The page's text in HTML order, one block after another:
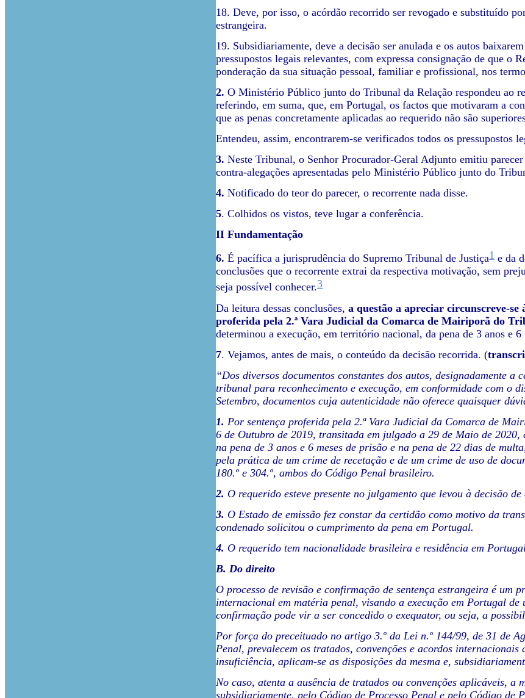
18. Deve, por isso, o acórdão recorrido ser revogado e substituído
estrangeira.
19. Subsidiariamente, deve a decisão ser anulada e os autos
pressupostos legais relevantes, com expressa consignação de que o
ponderação da sua situação pessoal, familiar e profissional, nos
2. O Ministério Público junto do Tribunal da Relação respondeu ao
referindo, em suma, que, em Portugal, os factos que motivaram a
que as penas concretamente aplicadas ao requerido não são
Entendeu, assim, encontrarem-se verificados todos os pressupostos
3. Neste Tribunal, o Senhor Procurador-Geral Adjunto emitiu
contra-alegações apresentadas pelo Ministério Público junto do
4. Notificado do teor do parecer, o recorrente nada disse.
5. Colhidos os vistos, teve lugar a conferência.
II Fundamentação
6. É pacífica a jurisprudência do Supremo Tribunal de Justiça1 e da
conclusões que o recorrente extrai da respectiva motivação, sem
seja possível conhecer.3
Da leitura dessas conclusões, a questão a apreciar circunscreve-se
proferida pela 2.ª Vara Judicial da Comarca de Mairiporã do
determinou a execução, em território nacional, da pena de 3 anos e
7. Vejamos, antes de mais, o conteúdo da decisão recorrida. (
“Dos diversos documentos constantes dos autos, designadamente
tribunal para reconhecimento e execução, em conformidade com o
Setembro, documentos cuja autenticidade não oferece quaisquer
1. Por sentença proferida pela 2.ª Vara Judicial da Comarca de
6 de Outubro de 2019, transitada em julgado a 29 de Maio de
na pena de 3 anos e 6 meses de prisão e na pena de 22 dias de
pela prática de um crime de recetação e de um crime de uso de
180.º e 304.º, ambos do Código Penal brasileiro.
2. O requerido esteve presente no julgamento que levou à decisão de
3. O Estado de emissão fez constar da certidão como motivo da
condenado solicitou o cumprimento da pena em Portugal.
4. O requerido tem nacionalidade brasileira e residência em
B. Do direito
O processo de revisão e confirmação de sentença estrangeira é um
internacional em matéria penal, visando a execução em Portugal
confirmação pode vir a ser concedido o exequator, ou seja, a
Por força do preceituado no artigo 3.º da Lei n.º 144/99, de 31 de
Penal, prevalecem os tratados, convenções e acordos
insuficiência, aplicam-se as disposições da mesma e,
No caso, atenta a ausência de tratados ou convenções aplicáveis, a
subsidiariamente, pelo Código de Processo Penal e pelo Código de